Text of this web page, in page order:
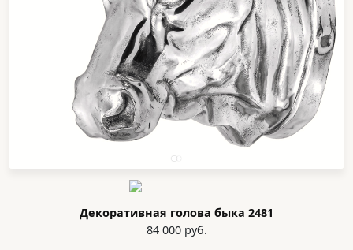
Декоративная голова быка 2481
84 000 руб.